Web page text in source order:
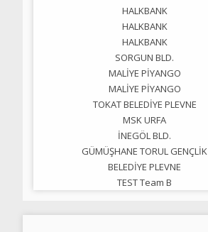
HALKBANK
HALKBANK
HALKBANK
SORGUN BLD.
MALİYE PİYANGO
MALİYE PİYANGO
TOKAT BELEDİYE PLEVNE
MSK URFA
İNEGÖL BLD.
GÜMÜŞHANE TORUL GENÇLİK
BELEDİYE PLEVNE
TEST Team B